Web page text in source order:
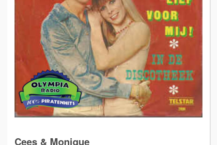
Cees & Monique